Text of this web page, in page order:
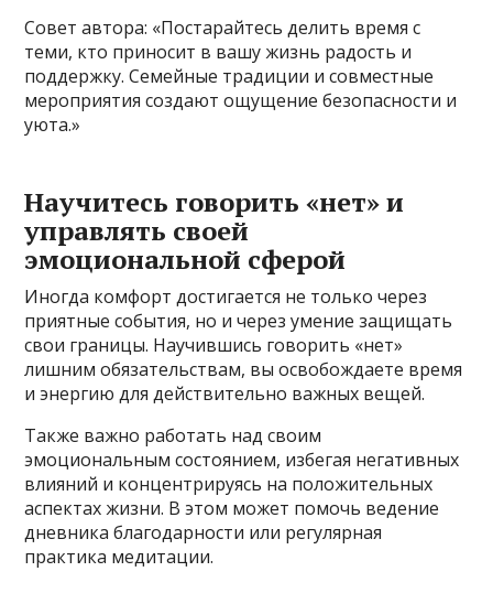
Совет автора: «Постарайтесь делить время с
теми, кто приносит в вашу жизнь радость и
поддержку. Семейные традиции и совместные
мероприятия создают ощущение безопасности и
уюта.»
Научитесь говорить «нет» и
управлять своей
эмоциональной сферой
Иногда комфорт достигается не только через
приятные события, но и через умение защищать
свои границы. Научившись говорить «нет»
лишним обязательствам, вы освобождаете время
и энергию для действительно важных вещей.
Также важно работать над своим
эмоциональным состоянием, избегая негативных
влияний и концентрируясь на положительных
аспектах жизни. В этом может помочь ведение
дневника благодарности или регулярная
практика медитации.